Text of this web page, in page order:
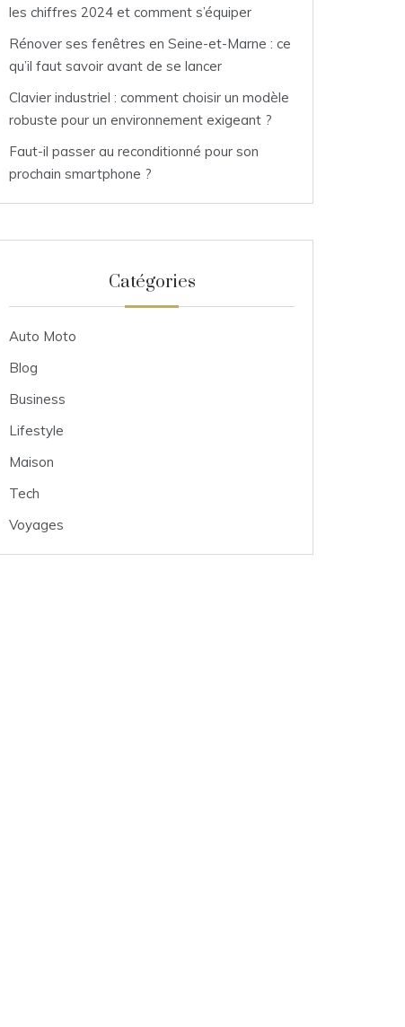
les chiffres 2024 et comment s’équiper
Rénover ses fenêtres en Seine-et-Marne : ce
qu’il faut savoir avant de se lancer
Clavier industriel : comment choisir un modèle
robuste pour un environnement exigeant ?
Faut-il passer au reconditionné pour son
prochain smartphone ?
Catégories
Auto Moto
Blog
Business
Lifestyle
Maison
Tech
Voyages